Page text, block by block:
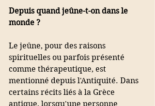
Depuis quand jeûne-t-on dans le
monde ?
Le jeûne, pour des raisons
spirituelles ou parfois présenté
comme thérapeutique, est
mentionné depuis l'Antiquité. Dans
certains récits liés à la Grèce
antique, lorsqu'une personne